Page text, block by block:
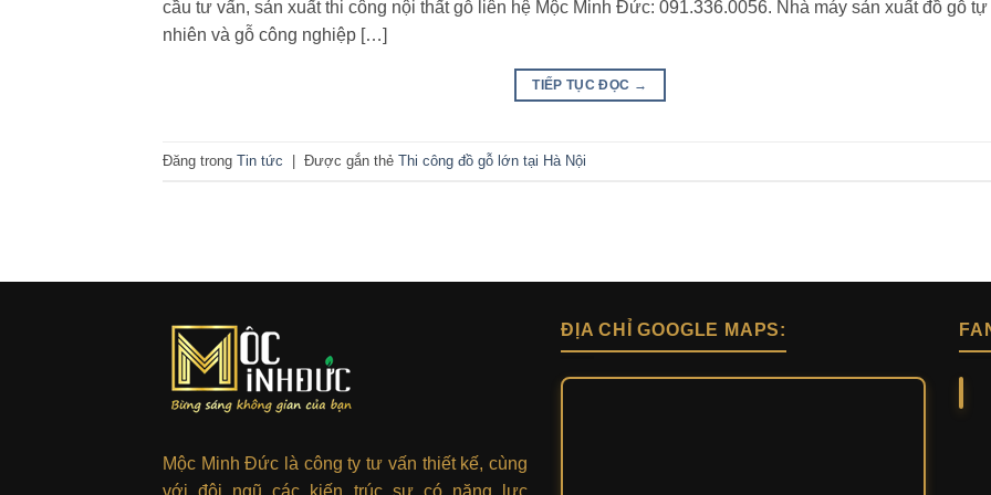
cầu tư vấn, sản xuất thi công nội thất gỗ liên hệ Mộc Minh Đức: 091.336.0056. Nhà máy sản xuất đồ gỗ tự
nhiên và gỗ công nghiệp […]
TIẾP TỤC ĐỌC →
Đăng trong Tin tức | Được gắn thẻ Thi công đồ gỗ lớn tại Hà Nội
Mộc Minh Đức là công ty tư vấn thiết kế, cùng
ĐỊA CHỈ GOOGLE MAPS: